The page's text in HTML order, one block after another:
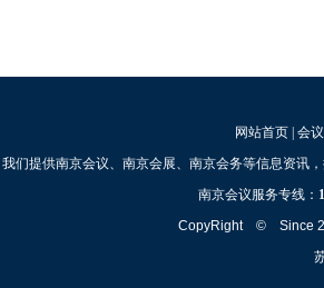
网站首页| 会
我们提供南京会议、南京会展、南京会务等信息资讯
南京会议服务专线：
CopyRight © Since